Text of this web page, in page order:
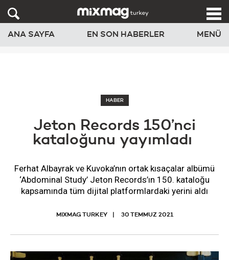
ANA SAYFA EN SON HABERLER MENÜ
HABER
Jeton Records 150’nci
kataloğunu yayımladı ​
Ferhat Albayrak ve Kuvoka’nın ortak kısaçalar albümü
‘Abdominal Study’ Jeton Records’ın 150. kataloğu
kapsamında tüm dijital platformlardaki yerini aldı
MIXMAG TURKEY 30 TEMMUZ 2021